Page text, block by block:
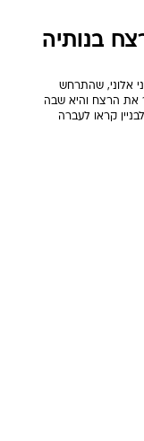
בנותיה
אלוני, שהתרחש
את הרצח והיא שבה
קראו לעברה